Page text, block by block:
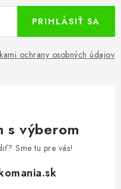
ochrany osobných údajov
PRIHLÁSIŤ SA
s výberom
Sme tu pre vás!